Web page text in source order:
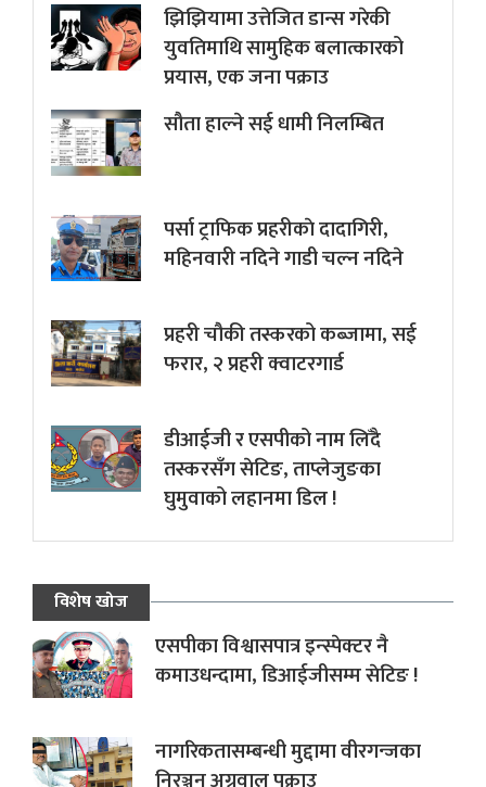
झिझियामा उत्तेजित डान्स गरेकी
युवतिमाथि सामुहिक बलात्कारको
प्रयास, एक जना पक्राउ
सौता हाल्ने सई धामी निलम्बित
पर्सा ट्राफिक प्रहरीकाे दादागिरी,
महिनवारी नदिने गाडी चल्न नदिने
प्रहरी चौकी तस्करको कब्जामा, सई
फरार, २ प्रहरी क्वाटरगार्ड
डीआईजी र एसपीको नाम लिँदै
तस्करसँग सेटिङ, ताप्लेजुङका
घुमुवाको लहानमा डिल !
विशेष खोज
एसपीका विश्वासपात्र इन्स्पेक्टर नै
कमाउधन्दामा, डिआईजीसम्म सेटिङ !
नागरिकतासम्बन्धी मुद्दामा वीरगन्जका